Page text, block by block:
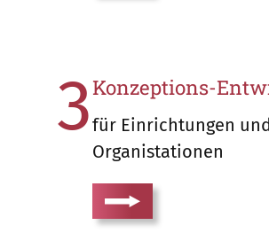
3Konzeptions-
für Einrichtungen und
Organistationen